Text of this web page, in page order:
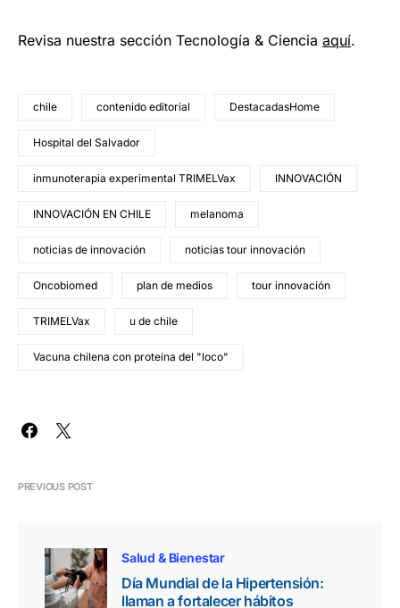
Revisa nuestra sección Tecnología & Ciencia aquí.
chile contenido editorial DestacadasHome
Hospital del Salvador
inmunoterapia experimental TRIMELVax INNOVACIÓN
INNOVACIÓN EN CHILE melanoma
noticias de innovación noticias tour innovación
Oncobiomed plan de medios tour innovación
TRIMELVax u de chile
Vacuna chilena con proteína del "loco"
PREVIOUS POST
Salud & Bienestar
Día Mundial de la Hipertensión:
llaman a fortalecer hábitos